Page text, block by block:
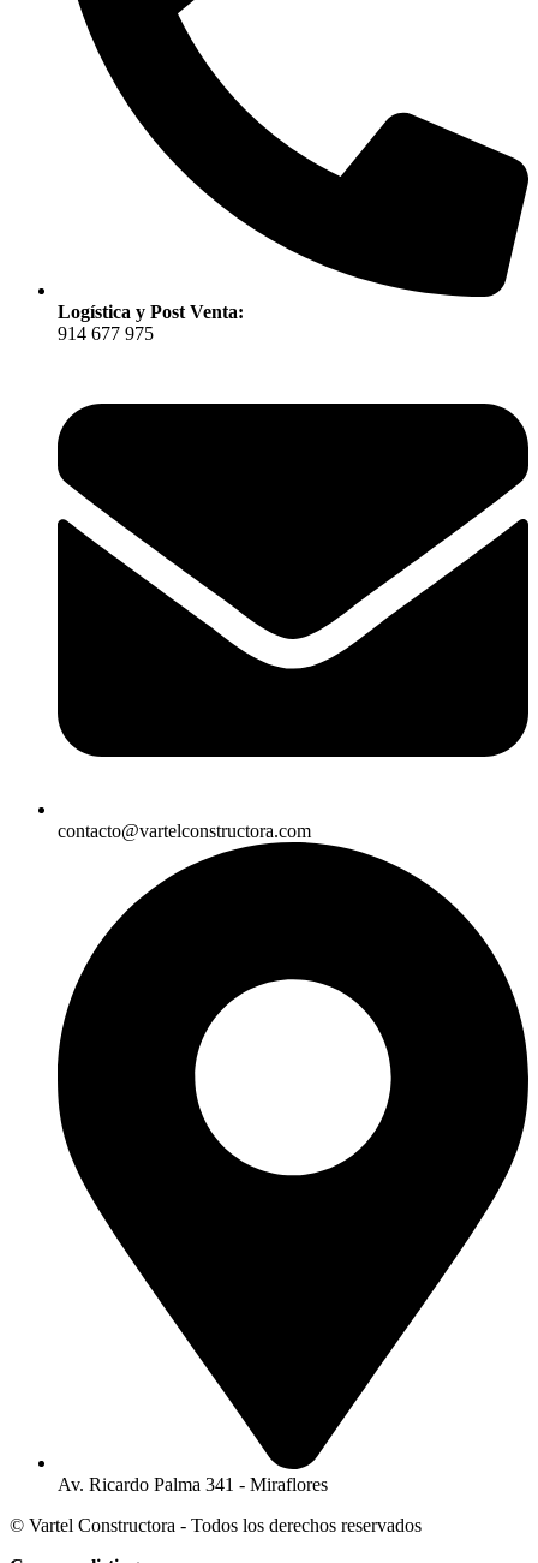
Logística y Post Venta:
914 677 975
contacto@vartelconstructora.com
Av. Ricardo Palma 341 - Miraflores
© Vartel Constructora - Todos los derechos reservados